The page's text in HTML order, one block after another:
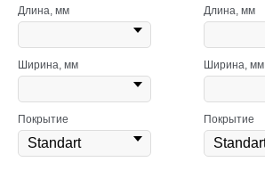
Длина, мм
Ширина, мм
Покрытие
Длина, мм
Ширина, мм
Покрытие